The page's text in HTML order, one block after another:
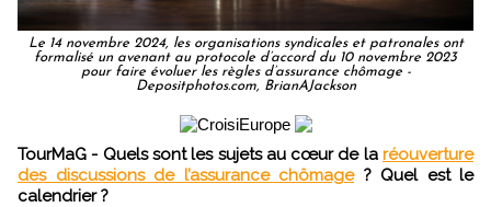
Le 14 novembre 2024, les organisations syndicales et patronales ont
formalisé un avenant au protocole d’accord du 10 novembre 2023
pour faire évoluer les règles d’assurance chômage -
Depositphotos.com, BrianAJackson
TourMaG - Quels sont les sujets au cœur de la réouverture
des discussions de l’assurance chômage ? Quel est le
calendrier ?